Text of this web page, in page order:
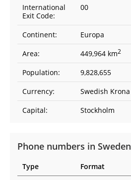
International
Exit Code:
00
Continent:
Europa
Area:
449,964 km2
Population:
9,828,655
Currency:
Swedish Krona
Capital:
Stockholm
Phone numbers in Sweden
Type
Format